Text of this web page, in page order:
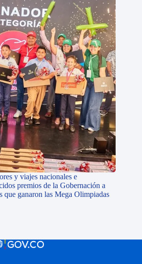
y viajes nacionales e
premios de la Gobernación a
que ganaron las Mega Olimpiadas